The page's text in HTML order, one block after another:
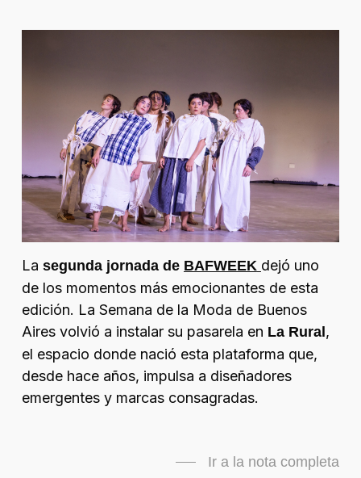
La segunda jornada de BAFWEEK dejó uno
de los momentos más emocionantes de esta
edición. La Semana de la Moda de Buenos
Aires volvió a instalar su pasarela en La Rural,
el espacio donde nació esta plataforma que,
desde hace años, impulsa a diseñadores
emergentes y marcas consagradas.
Ir a la nota completa